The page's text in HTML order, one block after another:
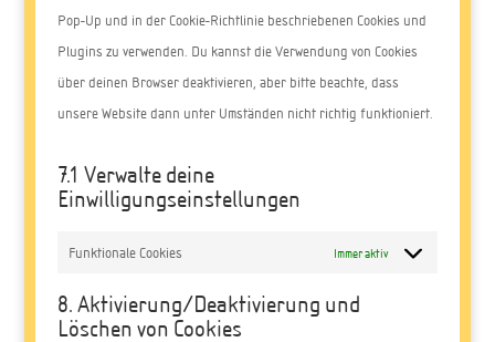
Pop-Up und in der Cookie-Richtlinie beschriebenen Cookies und
Plugins zu verwenden. Du kannst die Verwendung von Cookies
über deinen Browser deaktivieren, aber bitte beachte, dass
unsere Website dann unter Umständen nicht richtig funktioniert.
7.1 Verwalte deine
Einwilligungseinstellungen
Funktionale Cookies Immer aktiv
8. Aktivierung/Deaktivierung und
Löschen von Cookies